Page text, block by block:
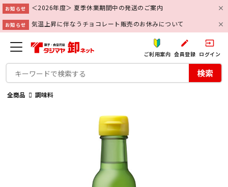
お知らせ ＜2026年度＞ 夏季休業期間中の発送のご案内
お知らせ 気温上昇に伴なうチョコレート販売のお休みについて
ご利用案内
create
会員登録
input
ログイン
検索
全商品 調味料